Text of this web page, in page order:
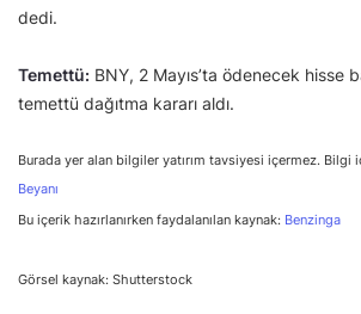
dedi.
Temettü: BNY, 2 Mayıs’ta ödenecek hisse
temettü dağıtma kararı aldı.
Burada yer alan bilgiler yatırım tavsiyesi içermez. Bilgi
Beyanı
Bu içerik hazırlanırken faydalanılan kaynak: Benzinga
Görsel kaynak: Shutterstock